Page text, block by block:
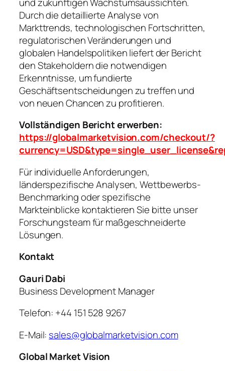
Durch die detaillierte Analyse von
Markttrends, technologischen Fortschritten,
regulatorischen Veränderungen und
globalen Handelspolitiken liefert der Bericht
den Stakeholdern die notwendigen
Erkenntnisse, um fundierte
Geschäftsentscheidungen zu treffen und
von neuen Chancen zu profitieren.
Vollständigen Bericht erwerben:
https://globalmarketvision.com/checkout/?
Für individuelle Anforderungen,
länderspezifische Analysen, Wettbewerbs-
Benchmarking oder spezifische
Markteinblicke kontaktieren Sie bitte unser
Forschungsteam für maßgeschneiderte
Lösungen.
Kontakt
Gauri Dabi
Business Development Manager
Telefon: +44 151 528 9267
E-Mail: sales@globalmarketvision.com
Global Market Vision